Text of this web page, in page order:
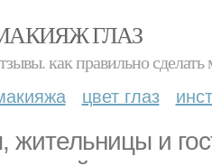
ГЛАЗ
как правильно сделать
цвет глаз
и